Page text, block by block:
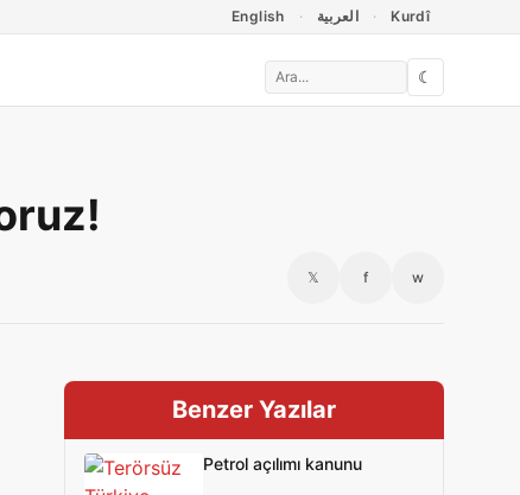
English العربية Kurdî
☾
𝕏 f w
Benzer Yazılar
Petrol açılımı kanunu